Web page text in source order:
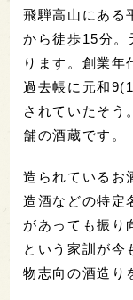
飛騨高山にある
から徒歩15分。
ります。創業年
過去帳に元和
されていたそう
舗の酒蔵です。
造られているお
造酒などの特定
があっても振り
という家訓が今
物志向の酒造り